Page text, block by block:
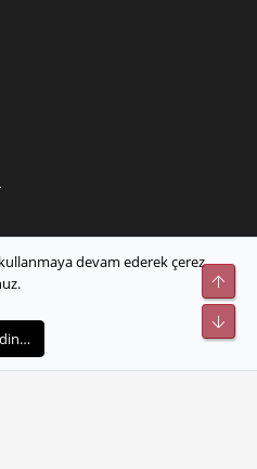
devam ederek çerez